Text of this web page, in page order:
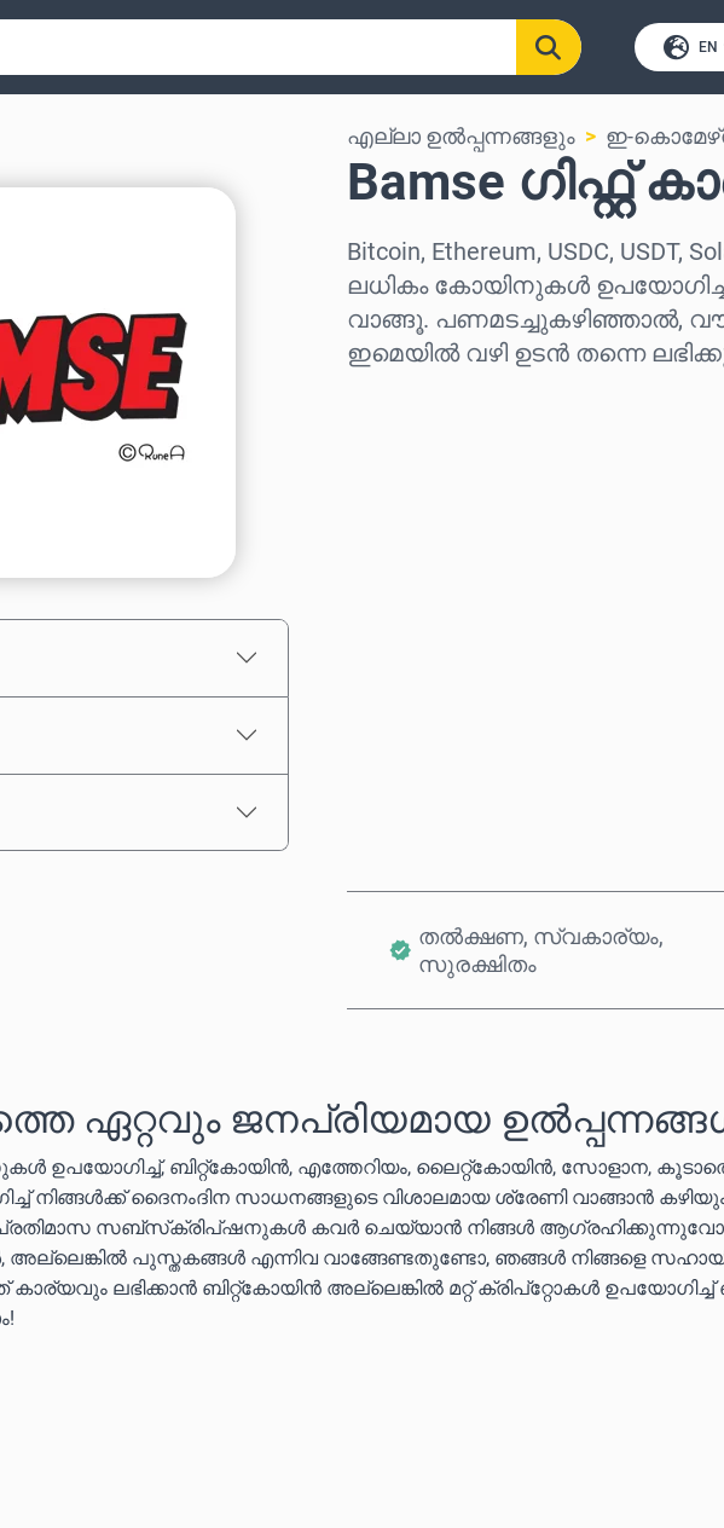
EN
എല്ലാ ഉൽപ്പന്നങ്ങളും ഇ-
Bamse ഗിഫ്റ്റ്
Bitcoin, Ethereum, USDC, USDT,
ലധികം കോയിനുകൾ ഉപയോഗിച്ച്
വാങ്ങൂ. പണമടച്ചുകഴിഞ്ഞാൽ,
ഇമെയിൽ വഴി ഉടൻ തന്നെ
തൽക്ഷണ, സ്വകാര്യം,
സുരക്ഷിതം
ഏറ്റവും ജനപ്രിയമായ
ഉപയോഗിച്ച്, ബിറ്റ്കോയിൻ, എത്തേറിയം, ലൈറ്റ്കോയിൻ, സോളാന,
നിങ്ങൾക്ക് ദൈനംദിന സാധനങ്ങളുടെ വിശാലമായ ശ്രേണി വാങ്ങാൻ
പ്രതിമാസ സബ്‌സ്‌ക്രിപ്‌ഷനുകൾ കവർ ചെയ്യാൻ നിങ്ങൾ ആഗ്രഹിക്കുന്നുവോ
പുസ്തകങ്ങൾ എന്നിവ വാങ്ങേണ്ടതുണ്ടോ, ഞങ്ങൾ നിങ്ങളെ
ലഭിക്കാൻ ബിറ്റ്കോയിൻ അല്ലെങ്കിൽ മറ്റ് ക്രിപ്‌റ്റോകൾ ഉപയോഗിച്ച്